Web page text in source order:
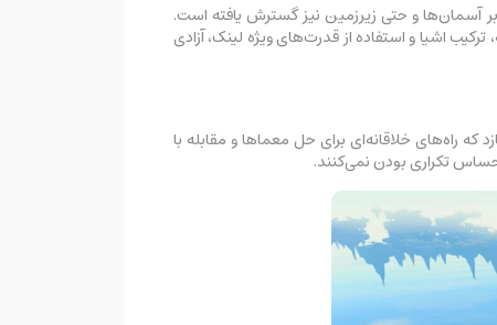
آسمان‌ها و حتی زیرزمین نیز گسترش یافته است.
اشیا و استفاده از قدرت‌های ویژه لینک، آزادی
که راه‌های خلاقانه‌ای برای حل معماها و مقابله با
تکراری بودن نمی‌کنند.